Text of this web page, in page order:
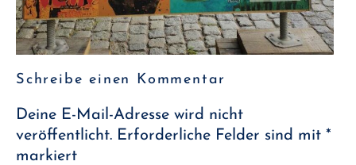
Schreibe einen Kommentar
Deine E-Mail-Adresse wird nicht
veröffentlicht. Erforderliche Felder sind mit *
markiert